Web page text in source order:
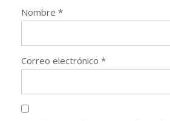
Nombre *
Correo electrónico *